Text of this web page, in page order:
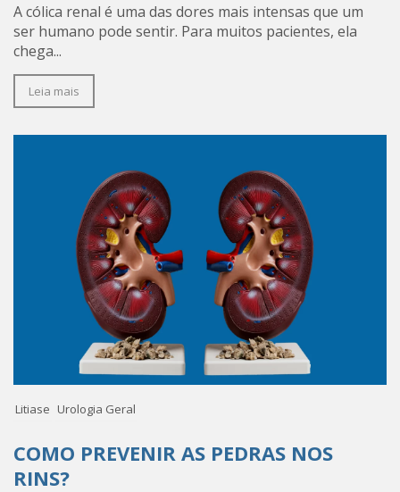
A cólica renal é uma das dores mais intensas que um
ser humano pode sentir. Para muitos pacientes, ela
chega...
Leia mais
Litiase Urologia Geral
COMO PREVENIR AS PEDRAS NOS
RINS?